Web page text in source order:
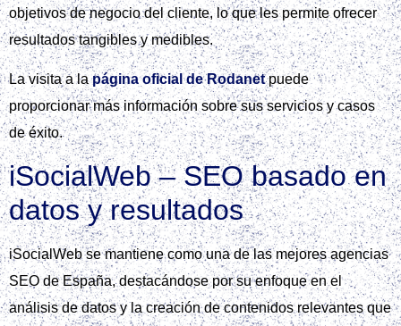
objetivos de negocio del cliente, lo que les permite ofrecer
resultados tangibles y medibles.
La visita a lapágina oficial de Rodanetpuede
proporcionar más información sobre sus servicios y casos
de éxito.
iSocialWeb – SEO basado en
datos y resultados
iSocialWeb se mantiene como una de las mejores agencias
SEO de España, destacándose por su enfoque en el
análisis de datos y la creación de contenidos relevantes que